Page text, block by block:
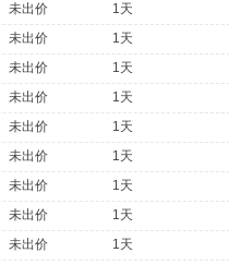
未出价
1天
未出价
1天
未出价
1天
未出价
1天
未出价
1天
未出价
1天
未出价
1天
未出价
1天
未出价 1天